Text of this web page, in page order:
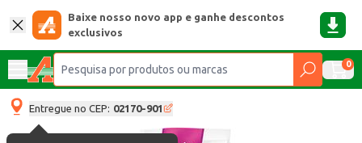
Baixe nosso novo app e ganhe descontos
exclusivos
0
Entregue no CEP: 02170-901